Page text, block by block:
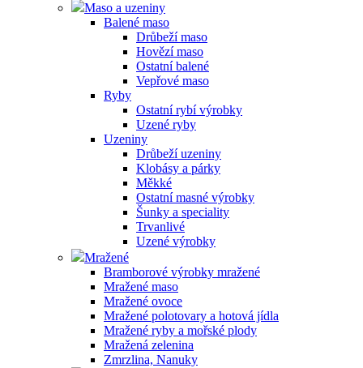
Maso a uzeniny
Balené maso
Drůbeží maso
Hovězí maso
Ostatní balené
Vepřové maso
Ryby
Ostatní rybí výrobky
Uzené ryby
Uzeniny
Drůbeží uzeniny
Klobásy a párky
Měkké
Ostatní masné výrobky
Šunky a speciality
Trvanlivé
Uzené výrobky
Mražené
Bramborové výrobky mražené
Mražené maso
Mražené ovoce
Mražené polotovary a hotová jídla
Mražené ryby a mořské plody
Mražená zelenina
Zmrzlina, Nanuky